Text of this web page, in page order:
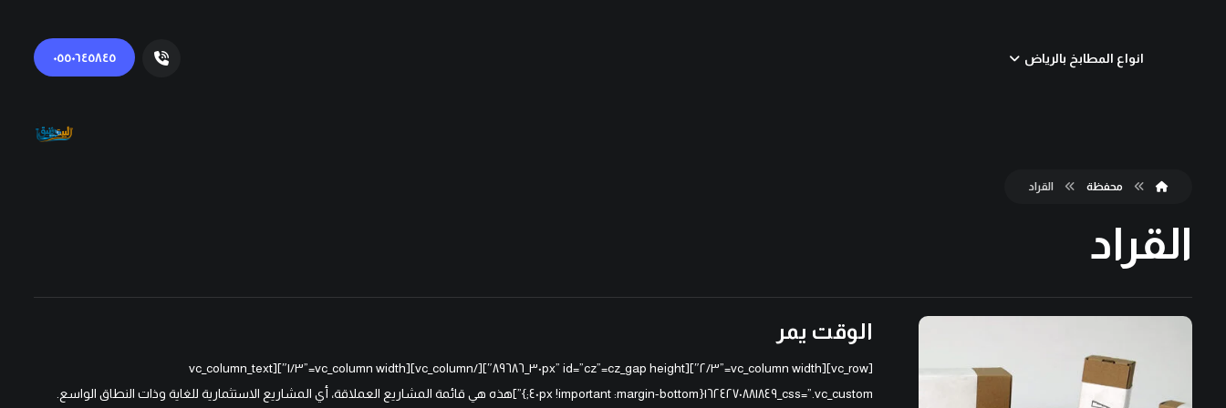
انواع المطابخ بالرياض ٠٥٥٠٦٤٥٨٤٥
محفظة القراد
القراد
الوقت يمر
[vc_row][vc_column width=”٢/٣″][cz_gap height=”٣٠px” id=”cz_٨٩٦٨٦″][/vc_column][vc_column width=”١/٣″][vc_column_text
css=”.vc_custom_١٦٢٤٢٧٠٨٨١٨٤٩{margin-bottom: ٤٠px !important;}”]هذه هي قائمة المشاريع العملاقة، أي المشاريع الاستثمارية للغاية وذات النطاق الواسع.